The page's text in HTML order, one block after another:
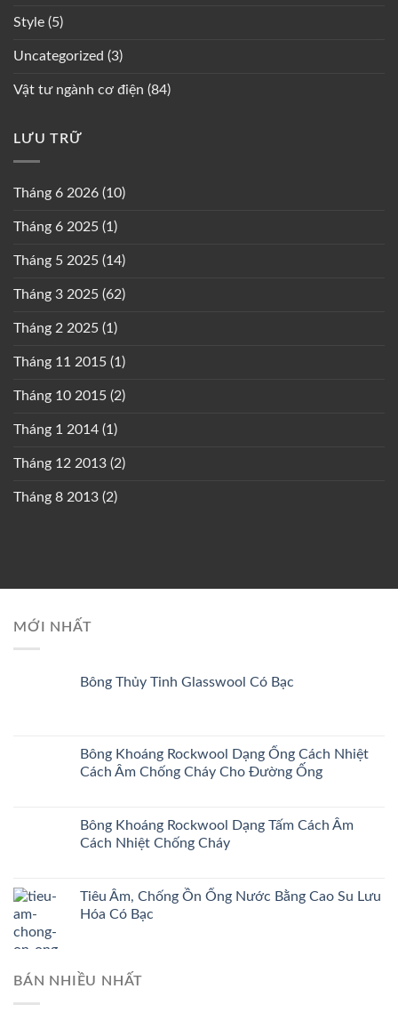
Style (5)
Uncategorized (3)
Vật tư ngành cơ điện (84)
LƯU TRỮ
Tháng 6 2026 (10)
Tháng 6 2025 (1)
Tháng 5 2025 (14)
Tháng 3 2025 (62)
Tháng 2 2025 (1)
Tháng 11 2015 (1)
Tháng 10 2015 (2)
Tháng 1 2014 (1)
Tháng 12 2013 (2)
Tháng 8 2013 (2)
MỚI NHẤT
Bông Thủy Tinh Glasswool Có Bạc
Bông Khoáng Rockwool Dạng Ống Cách Nhiệt
Cách Âm Chống Cháy Cho Đường Ống
Bông Khoáng Rockwool Dạng Tấm Cách Âm
Cách Nhiệt Chống Cháy
Tiêu Âm, Chống Ồn Ống Nước Bằng Cao Su Lưu
Hóa Có Bạc
BÁN NHIỀU NHẤT